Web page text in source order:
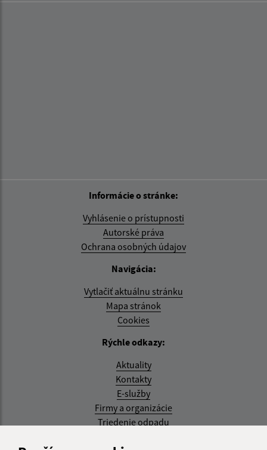
Informácie o stránke:
Vyhlásenie o prístupnosti
Autorské práva
Ochrana osobných údajov
Navigácia:
Vytlačiť aktuálnu stránku
Mapa stránok
Cookies
Rýchle odkazy:
Aktuality
Kontakty
E-služby
Firmy a organizácie
Triedenie odpadu
Aktualizované: